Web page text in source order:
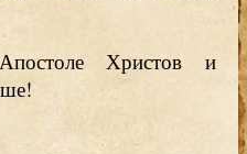
Христов и